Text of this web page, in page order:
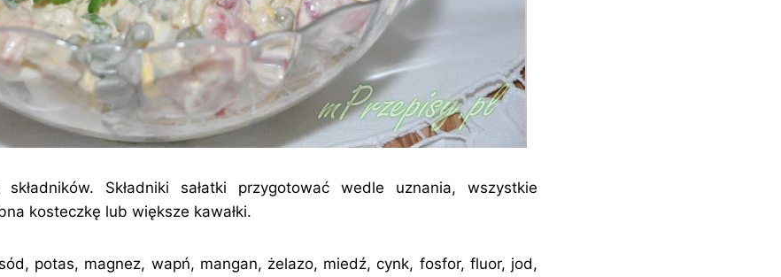
Składniki sałatki przygotować wedle uznania, wszystkie
kosteczkę lub większe kawałki.
potas, magnez, wapń, mangan, żelazo, miedź, cynk, fosfor, fluor, jod,